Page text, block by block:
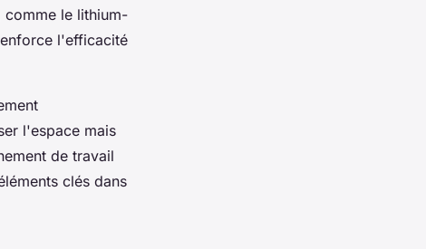
comme le lithium-
l'efficacité
l'espace mais
de travail
clés dans